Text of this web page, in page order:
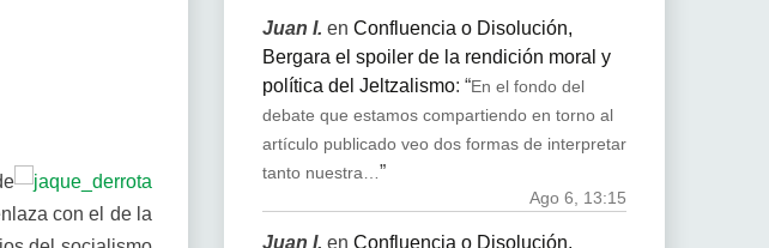
con el de la
Juan I. en Confluencia o Disolución,
Bergara el spoiler de la rendición moral y
política del Jeltzalismo: “En el fondo del
debate que estamos compartiendo en torno al
artículo publicado veo dos formas de interpretar
tanto nuestra…”
Ago 6, 13:15
Juan I. en Confluencia o Disolución,